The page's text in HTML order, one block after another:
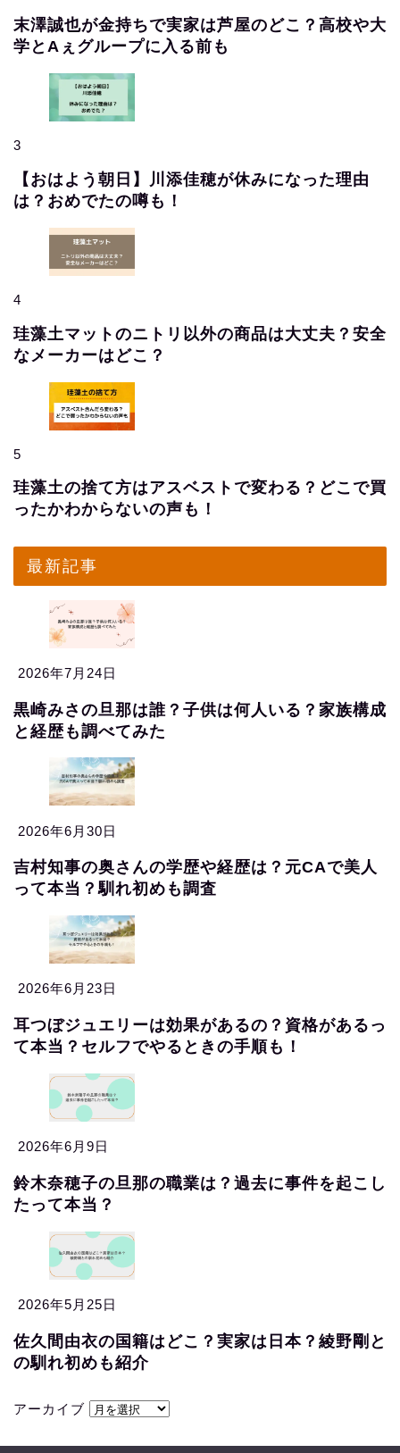
末澤誠也が金持ちで実家は芦屋のどこ？高校や大
学とAぇグループに入る前も
3
【おはよう朝日】川添佳穂が休みになった理由
は？おめでたの噂も！
4
珪藻土マットのニトリ以外の商品は大丈夫？安全
なメーカーはどこ？
5
珪藻土の捨て方はアスベストで変わる？どこで買
ったかわからないの声も！
最新記事
2026年7月24日
黒崎みさの旦那は誰？子供は何人いる？家族構成
と経歴も調べてみた
2026年6月30日
吉村知事の奥さんの学歴や経歴は？元CAで美人
って本当？馴れ初めも調査
2026年6月23日
耳つぼジュエリーは効果があるの？資格があるっ
て本当？セルフでやるときの手順も！
2026年6月9日
鈴木奈穂子の旦那の職業は？過去に事件を起こし
たって本当？
2026年5月25日
佐久間由衣の国籍はどこ？実家は日本？綾野剛と
の馴れ初めも紹介
アーカイブ